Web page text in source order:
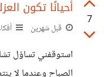
7
أحيانًا تكون
قبل شهرين
استوقفني تساؤل